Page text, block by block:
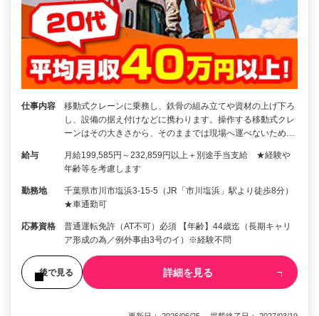
仕事内容
移動式クレーンに乗務し、鉄骨の組み立てや資材の上げ下ろ
し、設備の据え付けなどに携わります。操作する移動式クレ
ーンはその大きさから、そのままでは現場へ運べないため…
給与
月給199,585円～232,859円以上＋別途手当支給 ★経験や
年齢等を考慮します
勤務地
千葉県市川市塩浜3-15-5（JR「市川塩浜」駅より徒歩8分）
★車通勤可
応募資格
普通運転免許（AT不可）必須 【年齢】44歳迄（長期キャリ
ア形成の為／例外事由3号のイ）※経験不問
後で見る 詳細を見る